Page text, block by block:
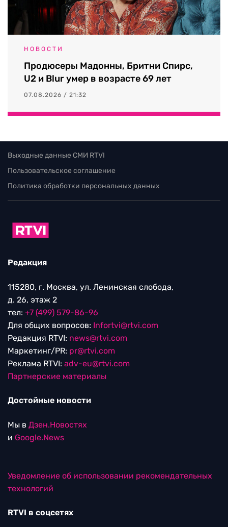
НОВОСТИ
Продюсеры Мадонны, Бритни Спирс,
U2 и Blur умер в возрасте 69 лет
07.08.2026 / 21:32
Выходные данные СМИ RTVI
Пользовательское соглашение
Политика обработки персональных данных
Редакция
115280, г. Москва, ул. Ленинская слобода,
д. 26, этаж 2
тел: +7 (499) 579-86-96
Для общих вопросов: Infortvi@rtvi.com
Редакция RTVI: news@rtvi.com
Маркетинг/PR: pr@rtvi.com
Реклама RTVI: adv-eu@rtvi.com
Партнерские материалы
Достойные новости
Мы в Дзен.Новостях
и Google.News
Уведомление об использовании рекомендательных
технологий
RTVI в соцсетях